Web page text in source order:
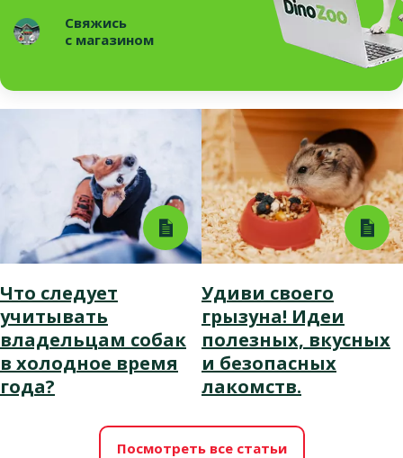
Свяжись
с магазином
Что следует
учитывать
владельцам собак
в холодное время
года?
Удиви своего
грызуна! Идеи
полезных, вкусных
и безопасных
лакомств.
Посмотреть все статьи